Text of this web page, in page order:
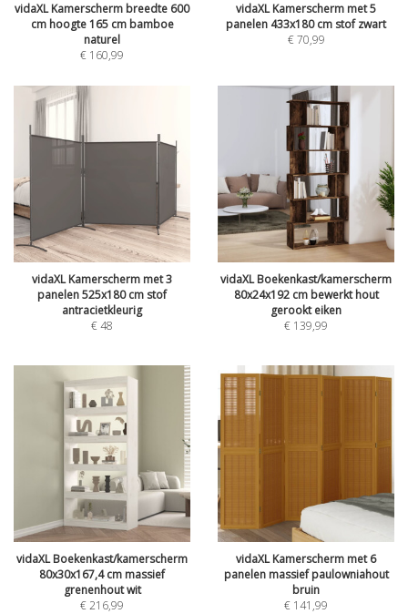
vidaXL Kamerscherm breedte 600
cm hoogte 165 cm bamboe
naturel
€ 160,99
vidaXL Kamerscherm met 5
panelen 433x180 cm stof zwart
€70,99
vidaXL Kamerscherm met 3
panelen 525x180 cm stof
antracietkleurig
€48
vidaXL Boekenkast/kamerscherm
80x24x192 cm bewerkt hout
gerookt eiken
€ 139,99
vidaXL Boekenkast/kamerscherm
80x30x167,4 cm massief
grenenhout wit
€216,99
vidaXL Kamerscherm met 6
panelen massief paulowniahout
bruin
€ 141,99